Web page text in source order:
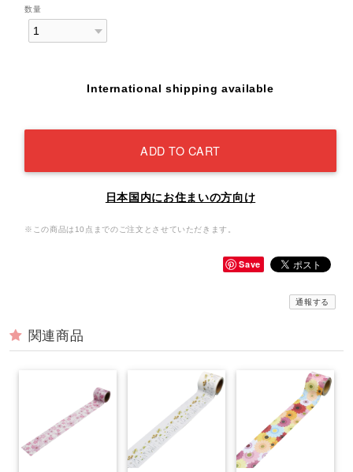
数量
International shipping available
ADD TO CART
日本国内にお住まいの方向け
※この商品は10点までのご注文とさせていただきます。
Save
通報する
関連商品